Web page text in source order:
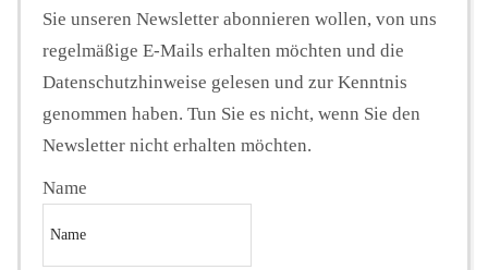
Sie unseren Newsletter abonnieren wollen, von uns
regelmäßige E-Mails erhalten möchten und die
Datenschutzhinweise gelesen und zur Kenntnis
genommen haben. Tun Sie es nicht, wenn Sie den
Newsletter nicht erhalten möchten.
Name